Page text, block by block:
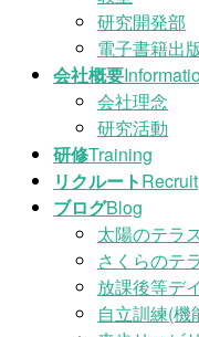
研究開発部
電子書籍出
会社概要
会社理念
研究活動
研修Training
リクルートRecruit
ブログBlog
太陽のテラ
さくらのテ
放課後等デ
自立訓練(